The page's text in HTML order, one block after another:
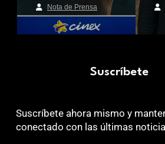
Nota de Prensa
Suscríbete
Suscríbete ahora mismo y
conectado con las últimas